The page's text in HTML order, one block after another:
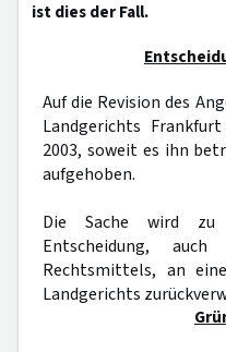
ist dies der Fall.
Auf die Revision des
Landgerichts
2003, soweit es ihn
aufgehoben.
Die Sache wird zu
Entscheidung,
Rechtsmittels, an
Landgerichts